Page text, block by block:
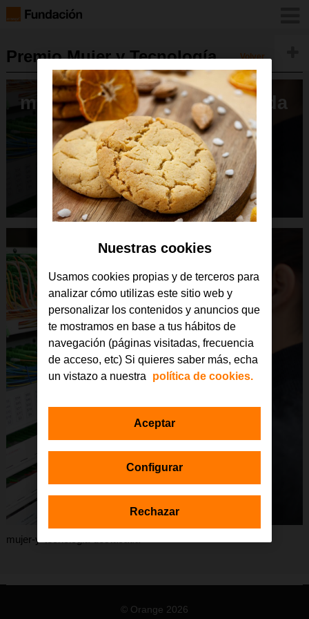
Premio Mujer y Tecnología Volver
mujer-y-tecnologia-destacada
mujer-y-tecnologia-destacada
© Orange 2026
Nuestras cookies
Usamos cookies propias y de terceros para
analizar cómo utilizas este sitio web y
personalizar los contenidos y anuncios que
te mostramos en base a tus hábitos de
navegación (páginas visitadas, frecuencia
de acceso, etc) Si quieres saber más, echa
un vistazo a nuestra
política de cookies.
Configurar
Rechazar
Aceptar